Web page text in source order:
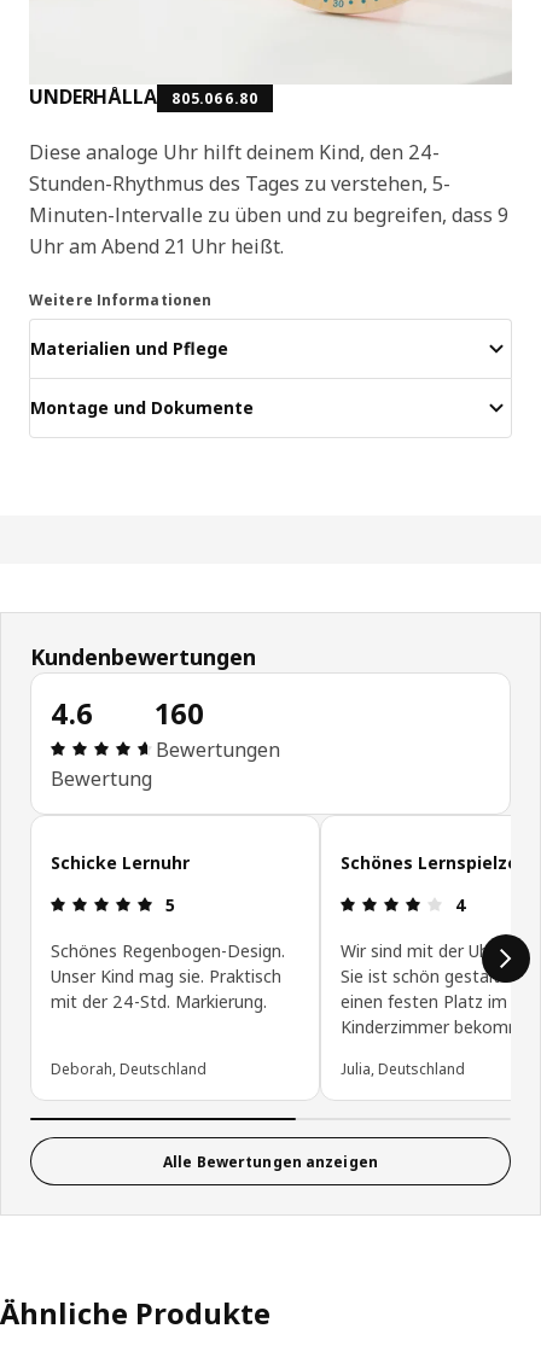
UNDERHÅLLA 805.066.80
Diese analoge Uhr hilft deinem Kind, den 24-
Stunden-Rhythmus des Tages zu verstehen, 5-
Minuten-Intervalle zu üben und zu begreifen, dass 9
Uhr am Abend 21 Uhr heißt.
Weitere Informationen
Materialien und Pflege
Montage und Dokumente
Kundenbewertungen
4.6
Bewertung: 4.6 von 5 Sterne Alle Bewertungen:
Bewertung
160
Bewertungen
Kundenbewertungen überspringen
Schicke Lernuhr
Bewertung: 5 von 5 Sterne
5
Schönes Regenbogen-Design.
Unser Kind mag sie. Praktisch
mit der 24-Std. Markierung.
Deborah, Deutschland
Schönes Lernspielzeug
4
Wir sind mit der Uhr
Sie ist schön gestaltet
einen festen Platz im
Kinderzimmer
Julia, Deutschland
Alle Bewertungen anzeigen
Ähnliche Produkte